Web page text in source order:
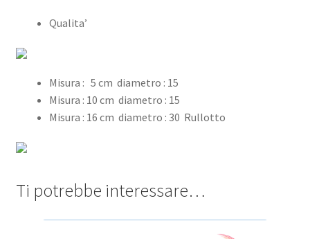
Qualita’
Misura : 5 cm diametro : 15
Misura : 10 cm diametro : 15
Misura : 16 cm diametro : 30 Rullotto
Ti potrebbe interessare…